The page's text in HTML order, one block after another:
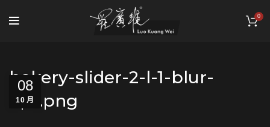
0
bakery-slider-2-l-1-blur-
opt.png
08
10 月